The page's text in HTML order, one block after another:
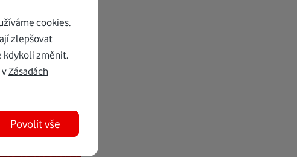
cookies.
zlepšovat
kdykoli změnit.
vZásadách
Povolit vše